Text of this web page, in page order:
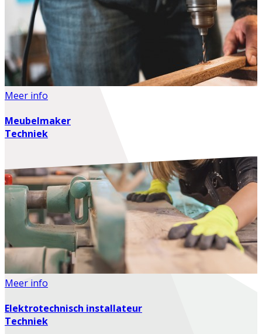
Meer info
Meubelmaker
Techniek
Meer info
Elektrotechnisch installateur
Techniek